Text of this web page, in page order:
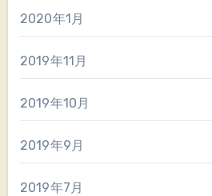
2020年1月
2019年11月
2019年10月
2019年9月
2019年7月